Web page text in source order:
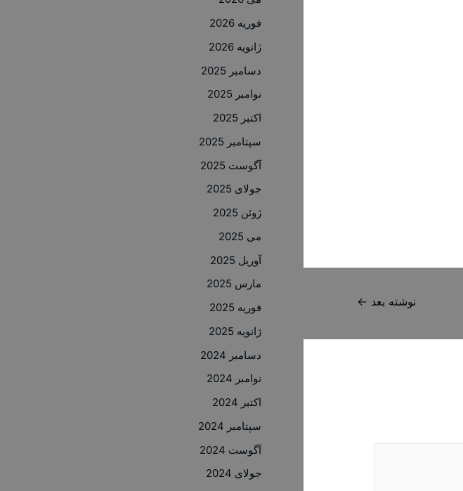
نوشته بعد ←
فوریه 2026
ژانویه 2026
دسامبر 2025
نوامبر 2025
اکتبر 2025
سپتامبر 2025
آگوست 2025
جولای 2025
ژوئن 2025
می 2025
آوریل 2025
مارس 2025
فوریه 2025
ژانویه 2025
دسامبر 2024
نوامبر 2024
اکتبر 2024
سپتامبر 2024
آگوست 2024
جولای 2024